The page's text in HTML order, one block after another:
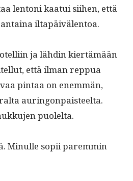
lentoni kaa­tui siihen, että
iltapäivälentoa.
ja lähdin kiertämään
että ilman rep­pua
pin­taa on enem­män,
auringonpais­teelta.
puolelta.
Min­ulle sopii parem­min